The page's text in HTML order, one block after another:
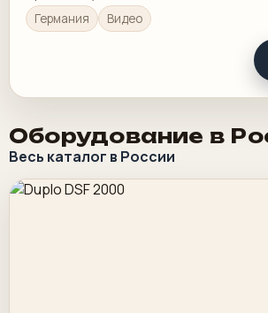
Германия Видео
Оборудование в
Весь каталог в России